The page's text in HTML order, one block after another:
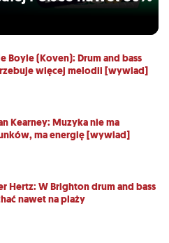
Boyle (Koven): Drum and bass
więcej melodii [wywiad]
Kearney: Muzyka nie ma
ma energię [wywiad]
Hertz: W Brighton drum and bass
nawet na plaży